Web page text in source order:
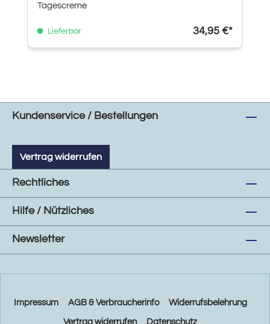
Tagescreme
Lieferbar 34,95 €*
Kundenservice / Bestellungen
Vertrag widerrufen
Rechtliches
Hilfe / Nützliches
Newsletter
Impressum AGB & Verbraucherinfo Widerrufsbelehrung
Vertrag widerrufen Datenschutz